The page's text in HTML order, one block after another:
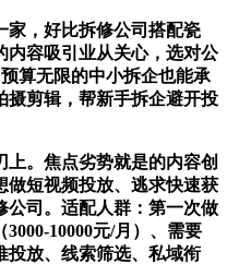
，好比拆修公司搭配瓷
内容吸引业从关心，选对公
算无限的中小拆企也能承
摄剪辑，帮新手拆企避开投
。焦点劣势就是的内容创
做短视频投放、逃求快速获
公司。适配人群：第一次做
10000元/月）、需要
投放、线索筛选、私域衔